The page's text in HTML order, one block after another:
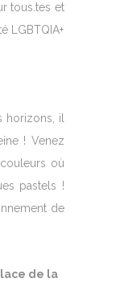
tous.tes et
LGBTQIA+
horizons, il
! Venez
où
pastels !
de
de la